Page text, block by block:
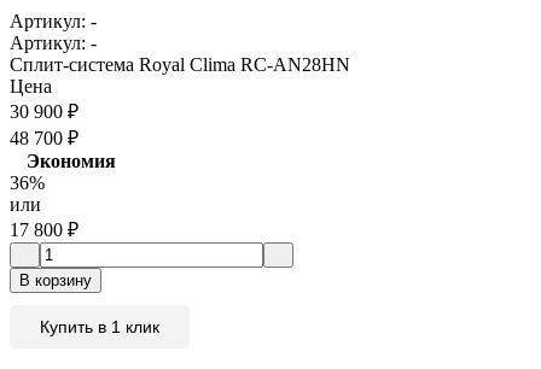
Артикул: -
Артикул: -
Сплит-система Royal Clima RC-AN28HN
Цена
30 900 ₽
48 700 ₽
Экономия
36%
или
17 800 ₽
В корзину
Купить в 1 клик